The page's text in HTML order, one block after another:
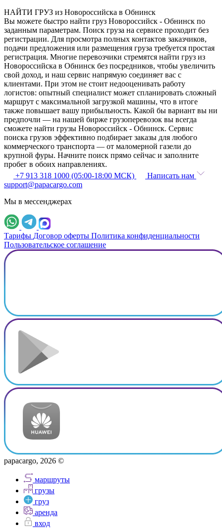
НАЙТИ ГРУЗ из Новороссийска в Обнинск
Вы можете быстро найти груз Новороссийск - Обнинск по
заданным параметрам. Поиск груза на сервисе проходит без
регистрации. Для просмотра полных контактов заказчиков,
подачи предложения или размещения груза требуется простая
регистрация. Многие перевозчики стремятся найти груз из
Новороссийска в Обнинск без посредников, чтобы увеличить
свой доход, и наш сервис напрямую соединяет вас с
клиентами. При этом не стоит недооценивать работу
логистов: опытный специалист может спланировать сложный
маршрут с максимальной загрузкой машины, что в итоге
также повышает вашу прибыльность. Какой бы вариант вы ни
предпочли — на нашей бирже грузоперевозок вы всегда
сможете найти грузы Новороссийск - Обнинск. Сервис
поиска грузов эффективно подбирает заказы для любого
коммерческого транспорта — от маломерной газели до
крупной фуры. Начните поиск прямо сейчас и заполните
пробег в обоих направлениях.
+7 913 318 1000 (05:00-18:00 МСК)
Написать нам
support@papacargo.com
Мы в мессенджерах
Тарифы Договор оферты Политика конфиденциальности
Пользовательское соглашение
papacargo, 2026 ©
маршруты
грузы
груз
аренда
вход